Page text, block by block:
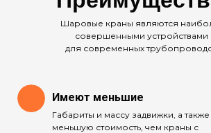
Габариты и массу задвижки, а также
меньшую стоимость, чем краны с
Имеют меньшие
Шаровые краны являются
совершенными устройствами
для современных